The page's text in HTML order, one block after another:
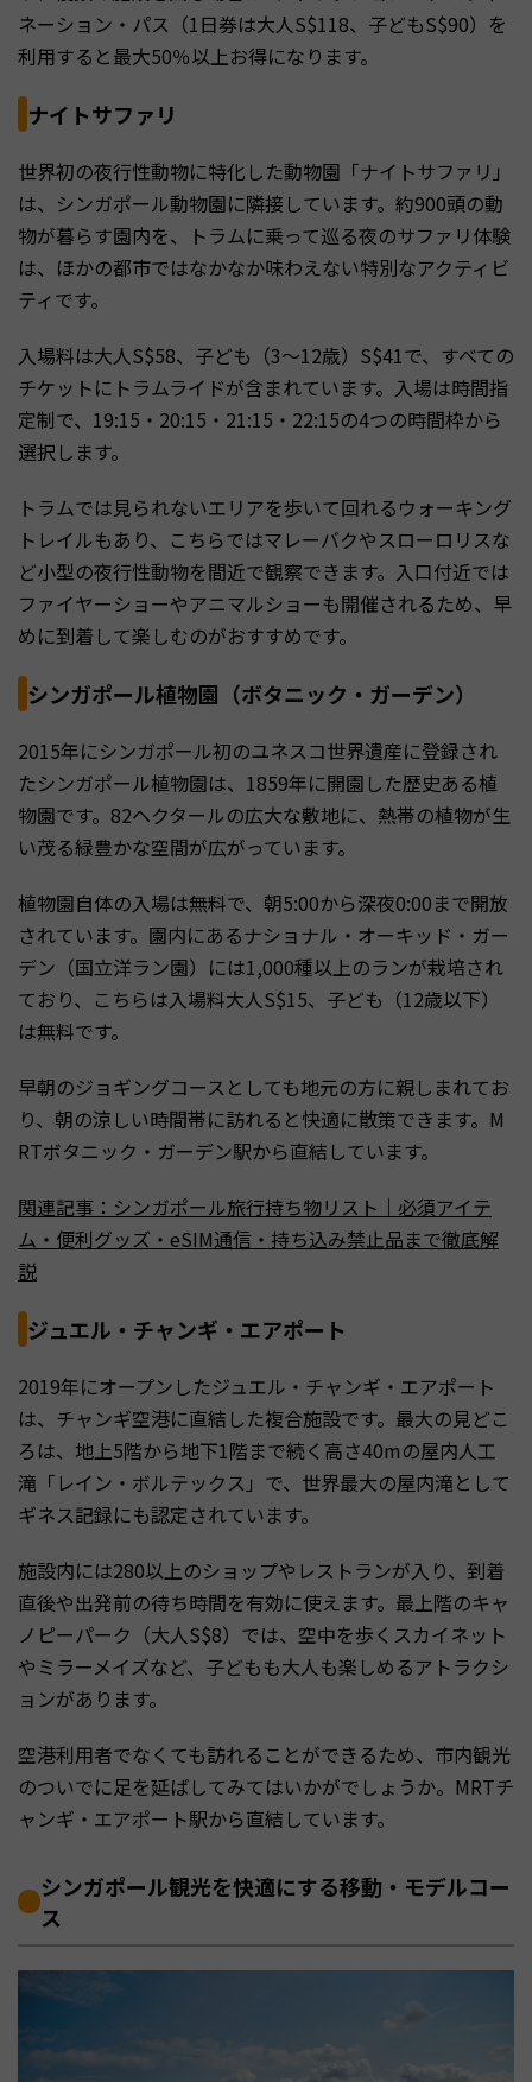
ネーション・パス（1日券は大人S$118、子どもS$90）を
利用すると最大50％以上お得になります。
ナイトサファリ
世界初の夜行性動物に特化した動物園「ナイトサファリ」
は、シンガポール動物園に隣接しています。約900頭の動
物が暮らす園内を、トラムに乗って巡る夜のサファリ体験
は、ほかの都市ではなかなか味わえない特別なアクティビ
ティです。
入場料は大人S$58、子ども（3〜12歳）S$41で、すべての
チケットにトラムライドが含まれています。入場は時間指
定制で、19:15・20:15・21:15・22:15の4つの時間枠から
選択します。
トラムでは見られないエリアを歩いて回れるウォーキング
トレイルもあり、こちらではマレーバクやスローロリスな
ど小型の夜行性動物を間近で観察できます。入口付近では
ファイヤーショーやアニマルショーも開催されるため、早
めに到着して楽しむのがおすすめです。
シンガポール植物園（ボタニック・ガーデン）
2015年にシンガポール初のユネスコ世界遺産に登録され
たシンガポール植物園は、1859年に開園した歴史ある植
物園です。82ヘクタールの広大な敷地に、熱帯の植物が生
い茂る緑豊かな空間が広がっています。
植物園自体の入場は無料で、朝5:00から深夜0:00まで開放
されています。園内にあるナショナル・オーキッド・ガー
デン（国立洋ラン園）には1,000種以上のランが栽培され
ており、こちらは入場料大人S$15、子ども（12歳以下）
は無料です。
早朝のジョギングコースとしても地元の方に親しまれてお
り、朝の涼しい時間帯に訪れると快適に散策できます。M
RTボタニック・ガーデン駅から直結しています。
関連記事：シンガポール旅行持ち物リスト｜必須アイテ
ム・便利グッズ・eSIM通信・持ち込み禁止品まで徹底解
説
ジュエル・チャンギ・エアポート
2019年にオープンしたジュエル・チャンギ・エアポート
は、チャンギ空港に直結した複合施設です。最大の見どこ
ろは、地上5階から地下1階まで続く高さ40mの屋内人工
滝「レイン・ボルテックス」で、世界最大の屋内滝として
ギネス記録にも認定されています。
施設内には280以上のショップやレストランが入り、到着
直後や出発前の待ち時間を有効に使えます。最上階のキャ
ノピーパーク（大人S$8）では、空中を歩くスカイネット
やミラーメイズなど、子どもも大人も楽しめるアトラクシ
ョンがあります。
空港利用者でなくても訪れることができるため、市内観光
のついでに足を延ばしてみてはいかがでしょうか。MRTチ
ャンギ・エアポート駅から直結しています。
シンガポール観光を快適にする移動・モデルコー
ス